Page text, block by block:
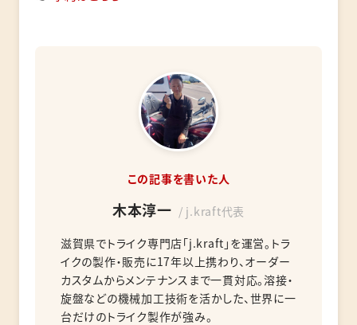
この記事を書いた人
木本淳一 / j.kraft代表
滋賀県でトライク専門店「j.kraft」を運営。トラ
イクの製作・販売に17年以上携わり、オーダー
カスタムからメンテナンスまで一貫対応。溶接・
旋盤などの機械加工技術を活かした、世界に一
台だけのトライク製作が強み。